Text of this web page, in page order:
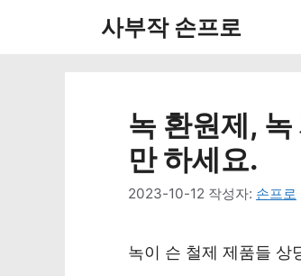
사부작 손프로
녹 환원제,
만 하세요.
2023-10-12 작성자: 손프로
녹이 슨 철제 제품들 상